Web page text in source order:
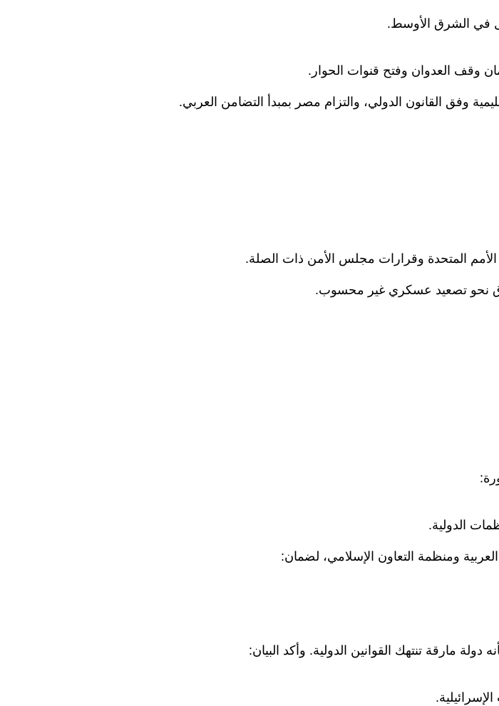
في الشرق الأوسط.
وقف العدوان وفتح قنوات الحوار.
وفق القانون الدولي، والتزام مصر بمبدأ التضامن العربي.
الأمم المتحدة وقرارات مجلس الأمن ذات الصلة.
نحو تصعيد عسكري غير محسوب.
الدولية.
ومنظمة التعاون الإسلامي، لضمان:
مارقة تنتهك القوانين الدولية. وأكد البيان: